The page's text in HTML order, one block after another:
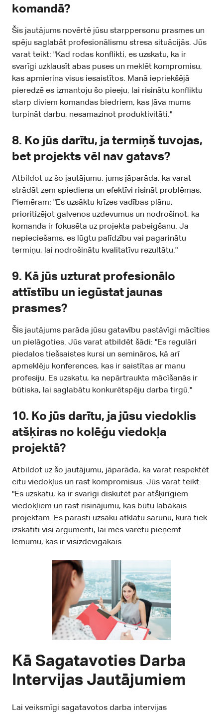
komandā?
Šis jautājums novērtē jūsu starppersonu prasmes un
spēju saglabāt profesionālismu stresa situācijās. Jūs
varat teikt: "Kad rodas konflikti, es uzskatu, ka ir
svarīgi uzklausīt abas puses un meklēt kompromisu,
kas apmierina visus iesaistītos. Manā iepriekšējā
pieredzē es izmantoju šo pieeju, lai risinātu konfliktu
starp diviem komandas biedriem, kas ļāva mums
turpināt darbu, nesamazinot produktivitāti."
8. Ko jūs darītu, ja termiņš tuvojas,
bet projekts vēl nav gatavs?
Atbildot uz šo jautājumu, jums jāparāda, ka varat
strādāt zem spiediena un efektīvi risināt problēmas.
Piemēram: "Es uzsāktu krīzes vadības plānu,
prioritizējot galvenos uzdevumus un nodrošinot, ka
komanda ir fokusēta uz projekta pabeigšanu. Ja
nepieciešams, es lūgtu palīdzību vai pagarinātu
termiņu, lai nodrošinātu kvalitatīvu rezultātu."
9. Kā jūs uzturat profesionālo
attīstību un iegūstat jaunas
prasmes?
Šis jautājums parāda jūsu gatavību pastāvīgi mācīties
un pielāgoties. Jūs varat atbildēt šādi: "Es regulāri
piedalos tiešsaistes kursi un semināros, kā arī
apmeklēju konferences, kas ir saistītas ar manu
profesiju. Es uzskatu, ka nepārtraukta mācīšanās ir
būtiska, lai saglabātu konkurētspēju darba tirgū."
10. Ko jūs darītu, ja jūsu viedoklis
atšķiras no kolēģu viedokļa
projektā?
Atbildot uz šo jautājumu, jāparāda, ka varat respektēt
citu viedokļus un rast kompromisus. Jūs varat teikt:
"Es uzskatu, ka ir svarīgi diskutēt par atšķirīgiem
viedokļiem un rast risinājumu, kas būtu labākais
projektam. Es parasti uzsāku atklātu sarunu, kurā tiek
izskatīti visi argumenti, lai mēs varētu pieņemt
lēmumu, kas ir visizdevīgākais.
Kā Sagatavoties Darba
Intervijas Jautājumiem
Lai veiksmīgi sagatavotos darba intervijas